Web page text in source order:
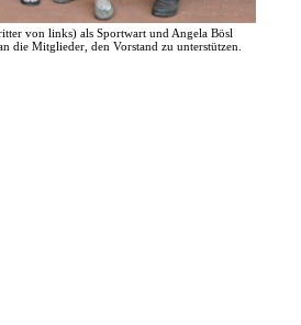
von links) als Sportwart und Angela Bösl
die Mitglieder, den Vorstand zu unterstützen.